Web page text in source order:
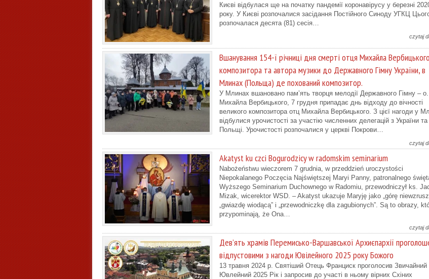
Києві відбулася ще на початку пандемії коронавірусу у березні
року. У Києві розпочалися засідання Постійного Синоду УГКЦ
розпочалася десята (81) сесія…
czytaj
Вшанування 154-ї річниці дня смерті отця Михайла
композитора та автора музики до Державного Гімну України, в
Млинах (Польща) де похований композитор.
У Млинах вшановано пам’ять творця мелодії Державного Гімну – о.
Михайла Вербицького, 7 грудня припадає днь відходу до вічності
великого композитора отц Михайла Вербицького. З цієї нагоди у
відбулися урочистості за участію численних делегацій з України та
Польщі. Урочистості розпочалися у церкві Покрови…
czytaj
Akatyst ku czci Bogurodzicy w radomskim seminarium
Nabożeństwu wieczorem 7 grudnia, w przeddzień uroczystości
Niepokalanego Poczęcia Najświętszej Maryi Panny, patronalnego
Wyższego Seminarium Duchownego w Radomiu, przewodniczył ks.
Mizak, wicerektor WSD. – Akatyst ukazuje Maryję jako „górę
„gwiazdę wiodącą” i „przewodniczkę dla zagubionych”. Są to obrazy,
przypominają, że Ona…
czytaj
Дев’ять храмів Перемисько-Варшавської Архиєпархії
відпустовими з нагоди Ювілейного 2025 року Божого
13 травня 2024 р. Святіший Отець Франциск проголосив Звичайний
Ювлейний 2025 Рік і запросив до участі в ньому вірних Схіних